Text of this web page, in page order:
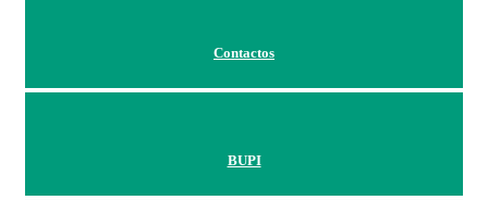
Contactos
BUPI